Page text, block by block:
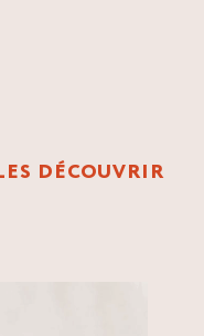
DÉCOUVRIR